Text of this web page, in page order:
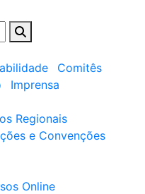
Comitês
Imprensa
Regionais
e Convenções
Online